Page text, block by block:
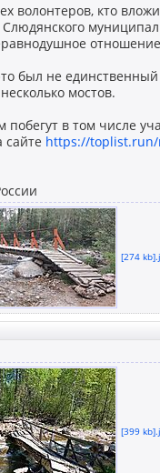
волонтеров, кто
был не
мостов.
побегут в том числе
сайте https://toplist.run/
[274
[399